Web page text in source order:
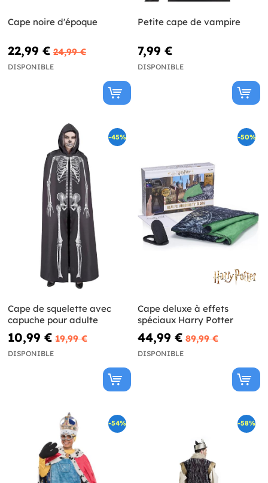
Cape noire d'époque
22,99 € 24,99 €
DISPONIBLE
Petite cape de vampire
7,99 €
DISPONIBLE
-45%
Cape de squelette avec
capuche pour adulte
10,99 € 19,99 €
DISPONIBLE
-50%
Cape deluxe à effets
spéciaux Harry Potter
44,99 € 89,99 €
DISPONIBLE
-54% -58%